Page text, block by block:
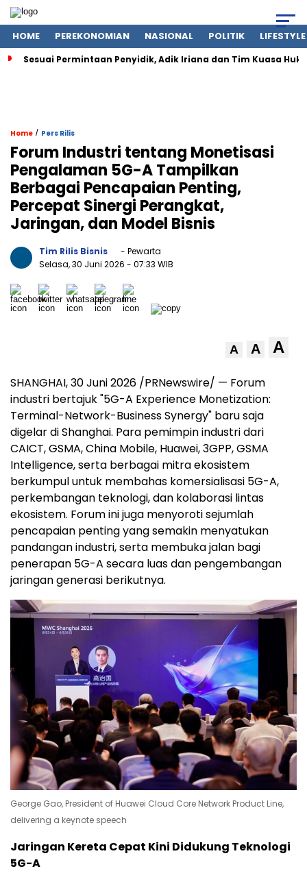
HOME PEREKONOMIAN NASIONAL POLITIK LIFESTYLE
Sesuai Permintaan Penyidik, Adik Iriana dan Tim Kuasa
Home / Pers Rilis
Forum Industri tentang Monetisasi
Pengalaman 5G-A Tampilkan
Berbagai Pencapaian Penting,
Percepat Sinergi Perangkat,
Jaringan, dan Model Bisnis
Tim Rilis Bisnis
- Pewarta
Selasa, 30 Juni 2026 - 07:33 WIB
A A A
SHANGHAI, 30 Juni 2026 /PRNewswire/ — Forum
industri bertajuk "5G-A Experience Monetization:
Terminal-Network-Business Synergy" baru saja
digelar di Shanghai. Para pemimpin industri dari
CAICT, GSMA, China Mobile, Huawei, 3GPP, GSMA
Intelligence, serta berbagai mitra ekosistem
berkumpul untuk membahas komersialisasi 5G-A,
perkembangan teknologi, dan kolaborasi lintas
ekosistem. Forum ini juga menyoroti sejumlah
pencapaian penting yang semakin menyatukan
pandangan industri, serta membuka jalan bagi
penerapan 5G-A secara luas dan pengembangan
jaringan generasi berikutnya.
George Gao, President of Huawei Cloud Core Network Product Line,
delivering a keynote speech
Jaringan Kereta Cepat Kini Didukung Teknologi
5G-A